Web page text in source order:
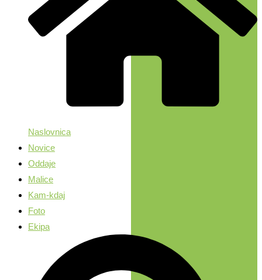
Naslovnica
Novice
Oddaje
Malice
Kam-kdaj
Foto
Ekipa